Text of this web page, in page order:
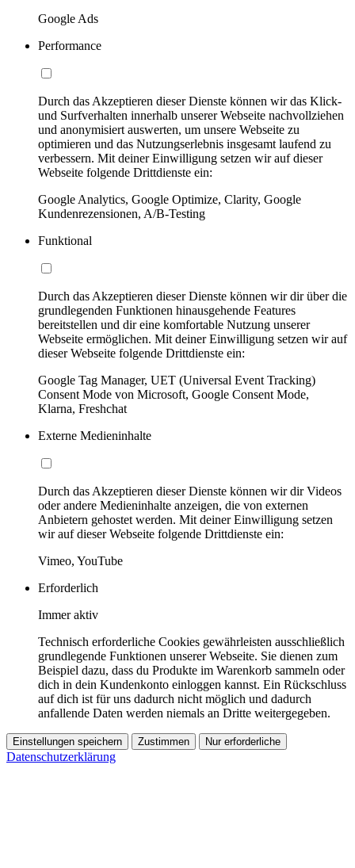
Google Ads
Performance
Durch das Akzeptieren dieser Dienste können wir das Klick-
und Surfverhalten innerhalb unserer Webseite nachvollziehen
und anonymisiert auswerten, um unsere Webseite zu
optimieren und das Nutzungserlebnis insgesamt laufend zu
verbessern. Mit deiner Einwilligung setzen wir auf dieser
Webseite folgende Drittdienste ein:
Google Analytics, Google Optimize, Clarity, Google
Kundenrezensionen, A/B-Testing
Funktional
Durch das Akzeptieren dieser Dienste können wir dir über die
grundlegenden Funktionen hinausgehende Features
bereitstellen und dir eine komfortable Nutzung unserer
Webseite ermöglichen. Mit deiner Einwilligung setzen wir auf
dieser Webseite folgende Drittdienste ein:
Google Tag Manager, UET (Universal Event Tracking)
Consent Mode von Microsoft, Google Consent Mode,
Klarna, Freshchat
Externe Medieninhalte
Durch das Akzeptieren dieser Dienste können wir dir Videos
oder andere Medieninhalte anzeigen, die von externen
Anbietern gehostet werden. Mit deiner Einwilligung setzen
wir auf dieser Webseite folgende Drittdienste ein:
Vimeo, YouTube
Erforderlich
Immer aktiv
Technisch erforderliche Cookies gewährleisten ausschließlich
grundlegende Funktionen unserer Webseite. Sie dienen zum
Beispiel dazu, dass du Produkte im Warenkorb sammeln oder
dich in dein Kundenkonto einloggen kannst. Ein Rückschluss
auf dich ist für uns dadurch nicht möglich und dadurch
anfallende Daten werden niemals an Dritte weitergegeben.
Einstellungen speichern Zustimmen Nur erforderliche
Datenschutzerklärung